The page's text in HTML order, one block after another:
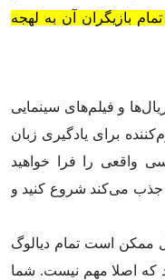
بازیگران آن به لهجه
و فیلم‌های سینمایی
برای یادگیری زبان
واقعی را فرا خواهید
جذب می‌کند شروع کنید و
ممکن است تمام دیالوگ‌
که اصلا مهم نیست. شما